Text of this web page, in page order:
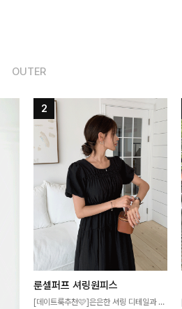
OUTER
룬셀퍼프 셔링원피스
[데이트룩추천🩷]은은한 셔링 디테일과 퍼